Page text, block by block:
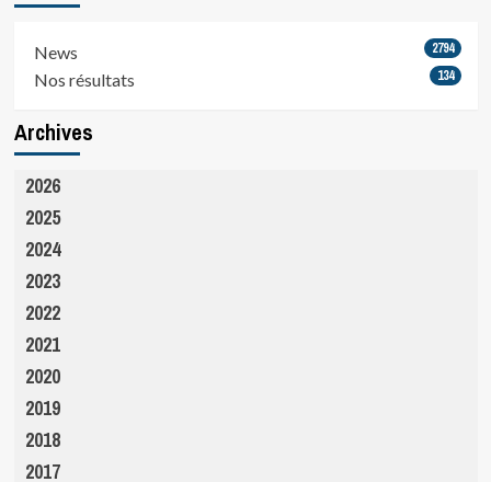
News 2794
Nos résultats 134
Archives
2026
2025
2024
2023
2022
2021
2020
2019
2018
2017